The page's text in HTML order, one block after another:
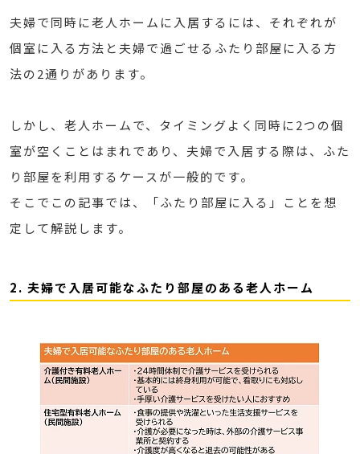
夫婦で同時に老人ホームに入居するには、それぞれが
個室に入る方法と夫婦で過ごせるふたり部屋に入る方
法の2通りがあります。
しかし、老人ホームで、タイミングよく同時に2つの個
室が空くことはまれであり、夫婦で入居する際は、ふた
り部屋を利用するケースが一般的です。
そこでこの記事では、「ふたり部屋に入る」ことを想
定して解説します。
2. 夫婦で入居可能なふたり部屋のある老人ホーム